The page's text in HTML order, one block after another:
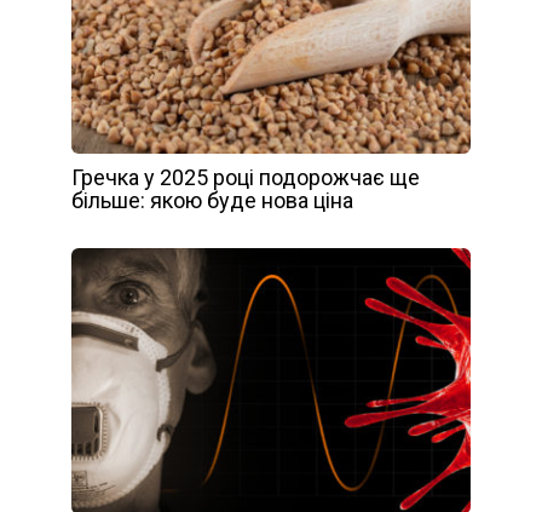
Гречка у 2025 році подорожчає ще
більше: якою буде нова ціна